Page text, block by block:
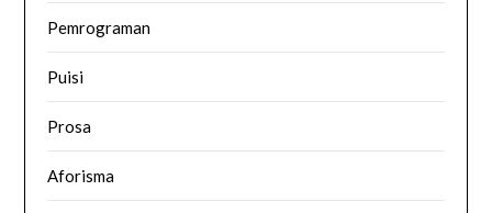
Pemrograman
Puisi
Prosa
Aforisma